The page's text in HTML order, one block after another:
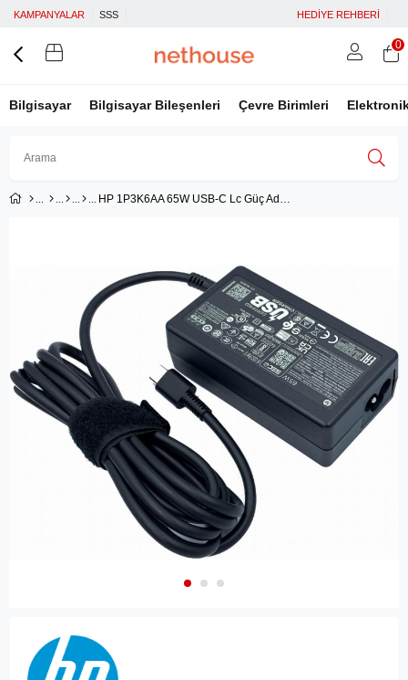
KAMPANYALAR SSS HEDİYE REHBERİ
Bilgisayar Bilgisayar Bileşenleri Çevre Birimleri
Facebook İle Bağlan
0
HP 1P3K6AA 65W USB-C Lc Güç Adaptörü